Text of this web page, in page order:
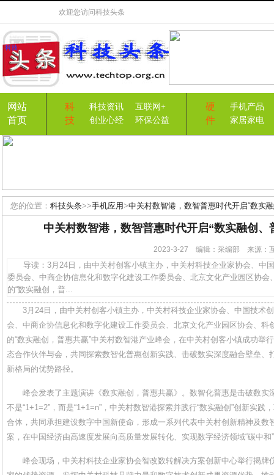
欢迎您访问科技头条
网站
首页
科
技
科技资讯
互联网+
创业心经
环保公益
硬
件
手机产品
家居家电
您的位置： 科技头条>>手机应用>中关村数智港，数智普惠时代开启“数实
中关村数智港，数智普惠时代开启“数实融创、
2023-3-27 编辑：采编部 来源
导读：3月24日，由中关村创客小镇主办，中关村科技企业家协会、中
委员会、中商企协信息化和数字化建设工作委员会、北京文化产业园区协
的“数实融创，普...
3月24日，由中关村创客小镇主办，中关村科技企业家协会、中国技术
会、中商企协信息化和数字化建设工作委员会、北京文化产业园区协会、科
的“数实融创，普惠共赢”中关村数智港产业峰会，在中关村创客小镇成功举
态合作伙伴与会，共同探索数智化普惠创新实践、击破数实深度融合壁垒、
新格局的优势路径。
峰会发表了主题演讲《数实融创，普惠共赢》。数智化普惠是击破数实
不是“1+1=2”，而是“1+1=n”，中关村数智港探索并践行“数实融创”创新实践
合体，共同承担建设数字中国新使命，形成一系列代表中关村创新精神及数
案，在中国经济由高速度发展向高质量发展转化、实现数字经济领域“碳中
峰会现场，中关村科技企业家协会智改数转解决方案创新中心举行揭牌